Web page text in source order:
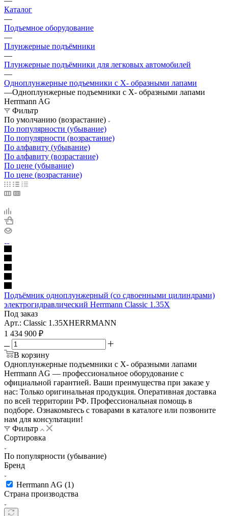
Каталог
—
Подъемное оборудование
—
Плунжерные подъёмники
—
Плунжерные подъёмники для легковых автомобилей
—
Одноплунжерные подъемники с X- образными лапами
—Одноплунжерные подъемники с X- образными лапами
Herrmann AG
Фильтр
По умолчанию (возрастание)
По популярности (убывание)
По популярности (возрастание)
По алфавиту (убывание)
По алфавиту (возрастание)
По цене (убывание)
По цене (возрастание)
Подъёмник одноплунжерный (со сдвоенными цилиндрами)
электрогидравлический Herrmann Classic 1.35X
Под заказ
Арт.: Classic 1.35XHERRMANN
1 434 900 ₽
В корзину
Одноплунжерные подъемники с X- образными лапами
Herrmann AG — профессиональное оборудование с
официальной гарантией. Ваши преимущества при заказе у
нас: Только оригинальная продукция. Оперативная доставка
по всей территории РФ. Профессиональная помощь в
подборе. Ознакомьтесь с товарами в каталоге или позвоните
нам для консультации!
Фильтр
Сортировка
По популярности (убывание)
Бренд
Herrmann AG (1)
Страна производства